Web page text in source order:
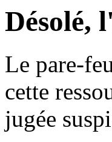
Désolé,
Le pare-
cette
jugée